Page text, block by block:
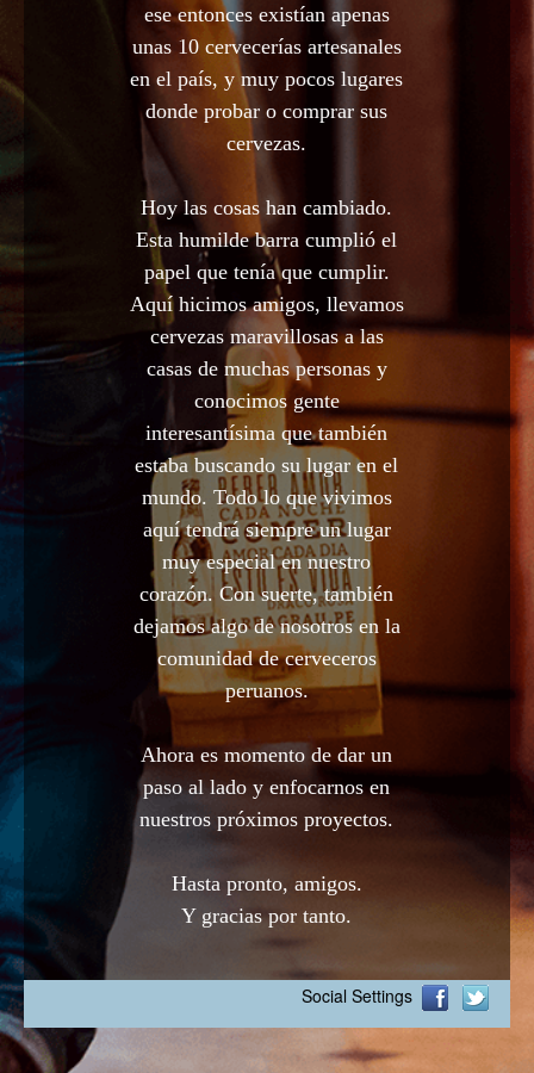
ese entonces existían apenas
unas 10 cervecerías artesanales
en el país, y muy pocos lugares
donde probar o comprar sus
cervezas.
Hoy las cosas han cambiado.
Esta humilde barra cumplió el
papel que tenía que cumplir.
Aquí hicimos amigos, llevamos
cervezas maravillosas a las
casas de muchas personas y
conocimos gente
interesantísima que también
estaba buscando su lugar en el
mundo. Todo lo que vivimos
aquí tendrá siempre un lugar
muy especial en nuestro
corazón. Con suerte, también
dejamos algo de nosotros en la
comunidad de cerveceros
peruanos.
Ahora es momento de dar un
paso al lado y enfocarnos en
nuestros próximos proyectos.
Hasta pronto, amigos.
Y gracias por tanto.
Social Settings